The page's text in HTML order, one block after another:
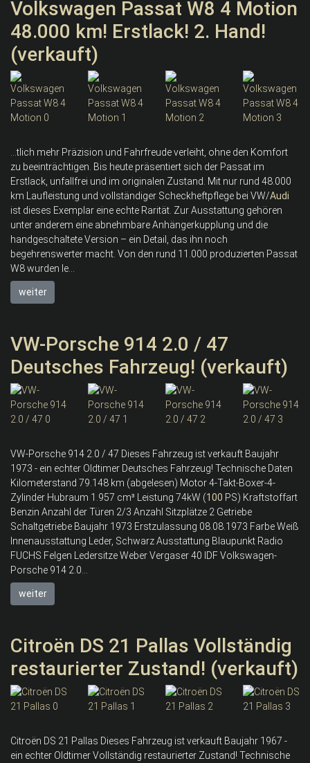
Volkswagen Passat W8 4 Motion
48.000 km! Erstlack! 2. Hand!
(verkauft)
...tlich mehr Präzision und Fahrfreude verleiht, ohne den Komfort
zu beeinträchtigen. Bis heute präsentiert sich der Passat im
Erstlack, unfallfrei und im originalen Zustand. Mit nur rund 48.000
km Laufleistung und vollständiger Scheckheftpflege bei VW/Audi
ist dieses Exemplar eine echte Rarität. Zur Ausstattung gehören
unter anderem eine abnehmbare Anhängerkupplung und die
handgeschaltete Version – ein Detail, das ihn noch
begehrenswerter macht. Von den rund 11.000 produzierten Passat
W8 wurden le...
weiter
VW-Porsche 914 2.0 / 47
Deutsches Fahrzeug! (verkauft)
VW-Porsche 914 2.0 / 47 Dieses Fahrzeug ist verkauft Baujahr
1973 - ein echter Oldtimer Deutsches Fahrzeug! Technische Daten
Kilometerstand 79.148 km (abgelesen) Motor 4-Takt-Boxer-4-
Zylinder Hubraum 1.957 cm³ Leistung 74kW (100 PS) Kraftstoffart
Benzin Anzahl der Türen 2/3 Anzahl Sitzplätze 2 Getriebe
Schaltgetriebe Baujahr 1973 Erstzulassung 08.08.1973 Farbe Weiß
Innenausstattung Leder, Schwarz Ausstattung Blaupunkt Radio
FUCHS Felgen Ledersitze Weber Vergaser 40 IDF Volkswagen-
Porsche 914 2.0...
weiter
Citroën DS 21 Pallas Vollständig
restaurierter Zustand! (verkauft)
Citroën DS 21 Pallas Dieses Fahrzeug ist verkauft Baujahr 1967 -
ein echter Oldtimer Vollständig restaurierter Zustand! Technische